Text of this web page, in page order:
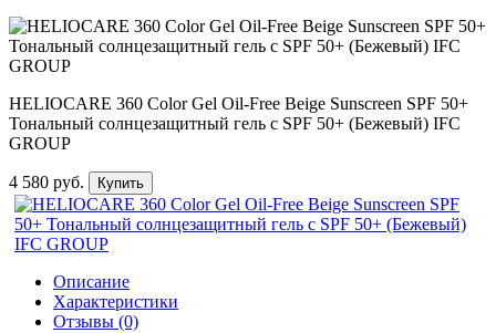
HELIOCARE 360 Color Gel Oil-Free Beige Sunscreen SPF 50+
Тональный солнцезащитный гель с SPF 50+ (Бежевый) IFC
GROUP
4 580 руб. Купить
Описание
Характеристики
Отзывы (0)